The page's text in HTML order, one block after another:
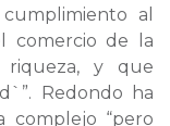
al
comercio de la
riqueza, y que
Redondo ha
complejo “pero